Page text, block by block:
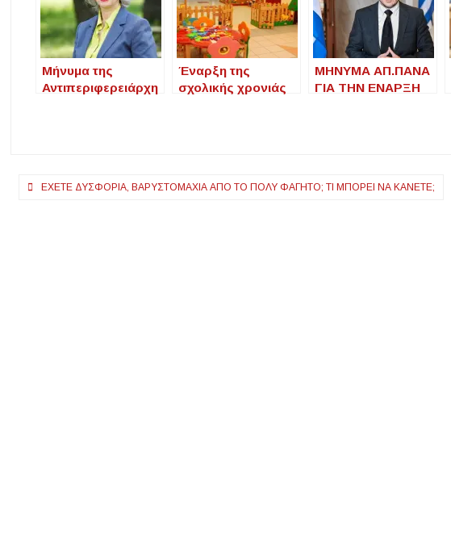
Μήνυμα της
Αντιπεριφερειάρχη
Έναρξη της
σχολικής χρονιάς
σχολεία
ΜΗΝΥΜΑ ΑΠ.ΠΑΝΑ
ΓΙΑ ΤΗΝ ΕΝΑΡΞΗ
Πλοήγηση
ΈΧΕΤΕ ΔΥΣΦΟΡΊΑ, ΒΑΡΥΣΤΟΜΑΧΙΆ ΑΠΌ ΤΟ ΠΟΛΎ ΦΑΓΗΤΌ; ΤΙ ΜΠΟΡΕΊ ΝΑ ΚΆΝΕΤΕ;